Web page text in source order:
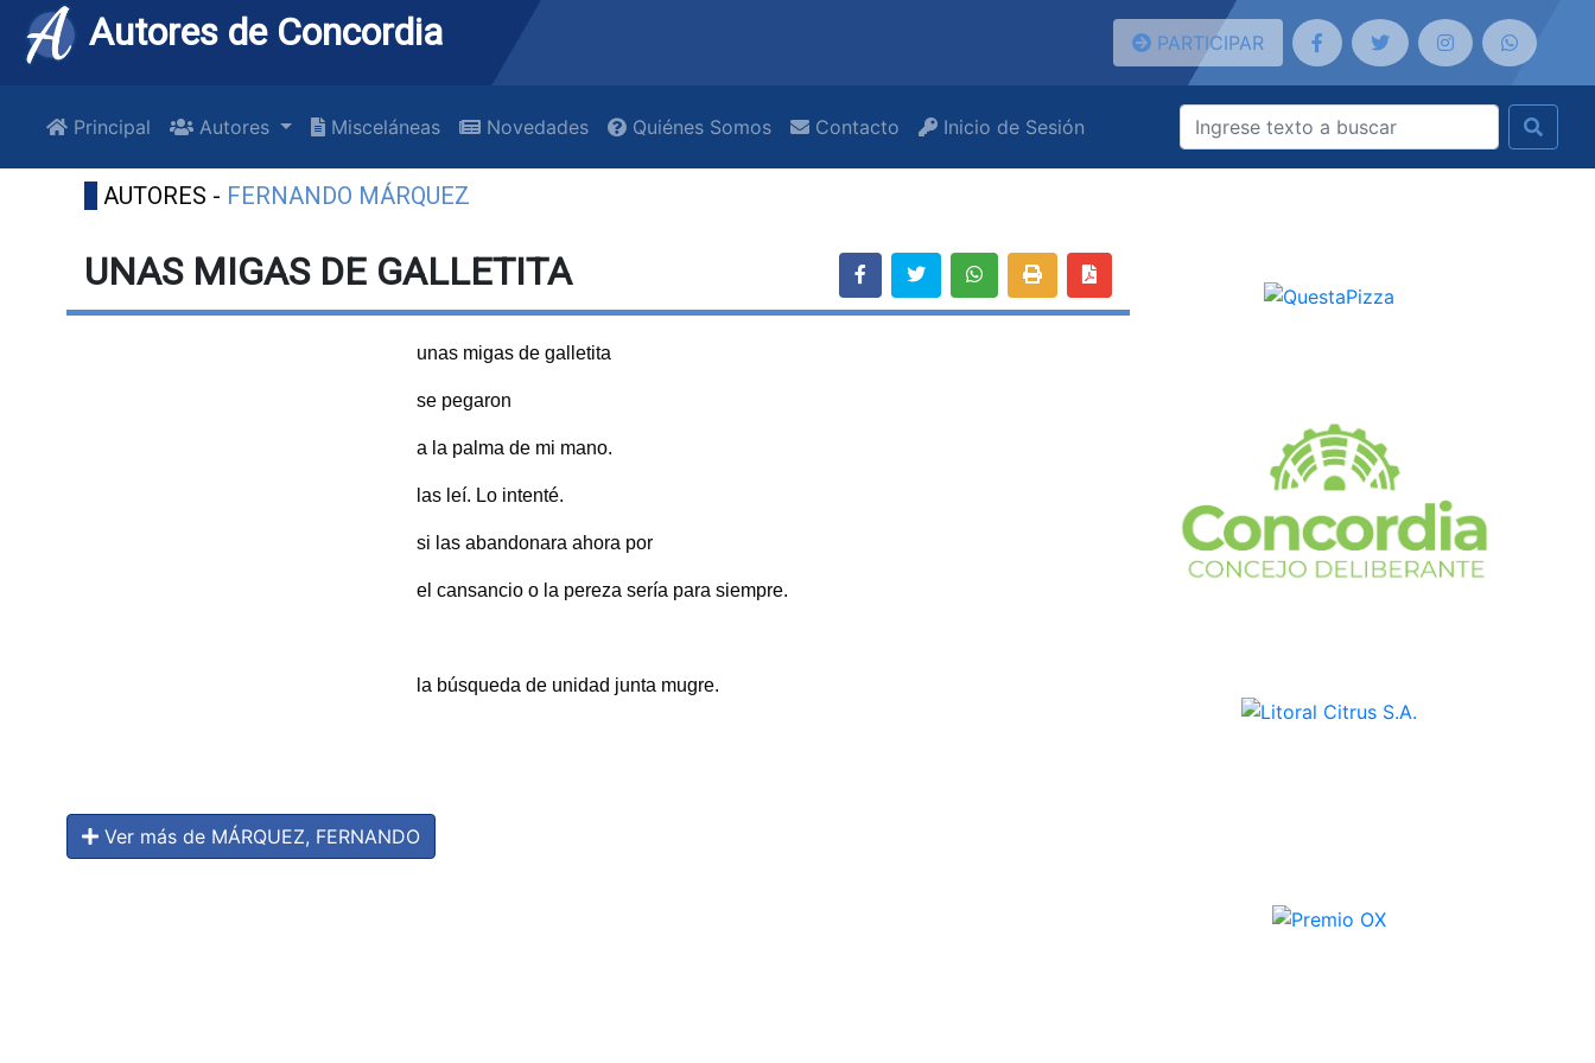
Autores de Concordia PARTICIPAR
Principal Autores Misceláneas Novedades Quiénes Somos Contacto Inicio de Sesión
AUTORES - FERNANDO MÁRQUEZ
UNAS MIGAS DE GALLETITA
unas migas de galletita
se pegaron
a la palma de mi mano.
las leí. Lo intenté.
si las abandonara ahora por
el cansancio o la pereza sería para siempre.
la búsqueda de unidad junta mugre.
Ver más de MÁRQUEZ, FERNANDO